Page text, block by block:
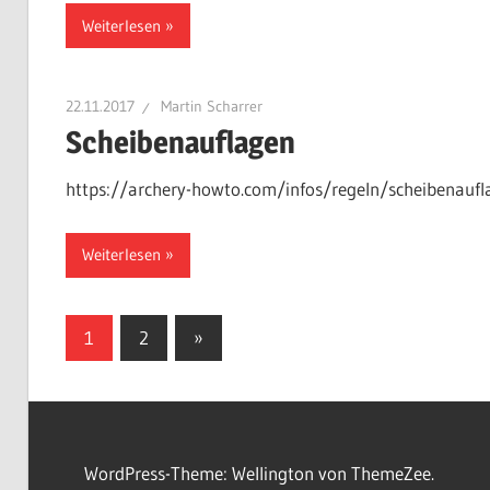
Weiterlesen
22.11.2017 Martin Scharrer
Scheibenauflagen
https://archery-howto.com/infos/regeln/
Weiterlesen
Seitennummerierung
1 2
Nächste
Beiträge
»
WordPress-Theme: Wellington von ThemeZee.